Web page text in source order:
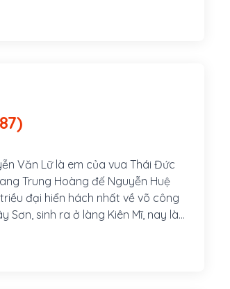
Văn Lữ là em của vua Thái Đức
Trung Hoàng đế Nguyễn Huệ
đại hiển hách nhất về võ công
Sơn, sinh ra ở làng Kiên Mĩ, nay là